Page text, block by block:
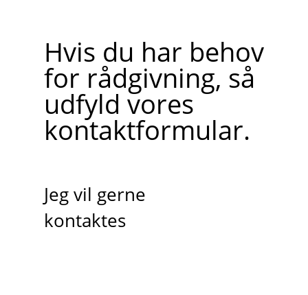
Hvis du har behov
for rådgivning, så
udfyld vores
kontaktformular.
Jeg vil gerne
kontaktes